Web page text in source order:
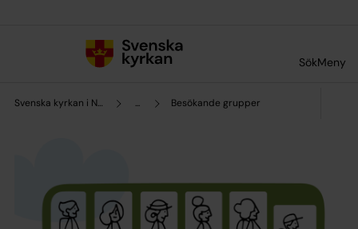
SökMeny
Svenska kyrkan i Norge ... Besökande grupper